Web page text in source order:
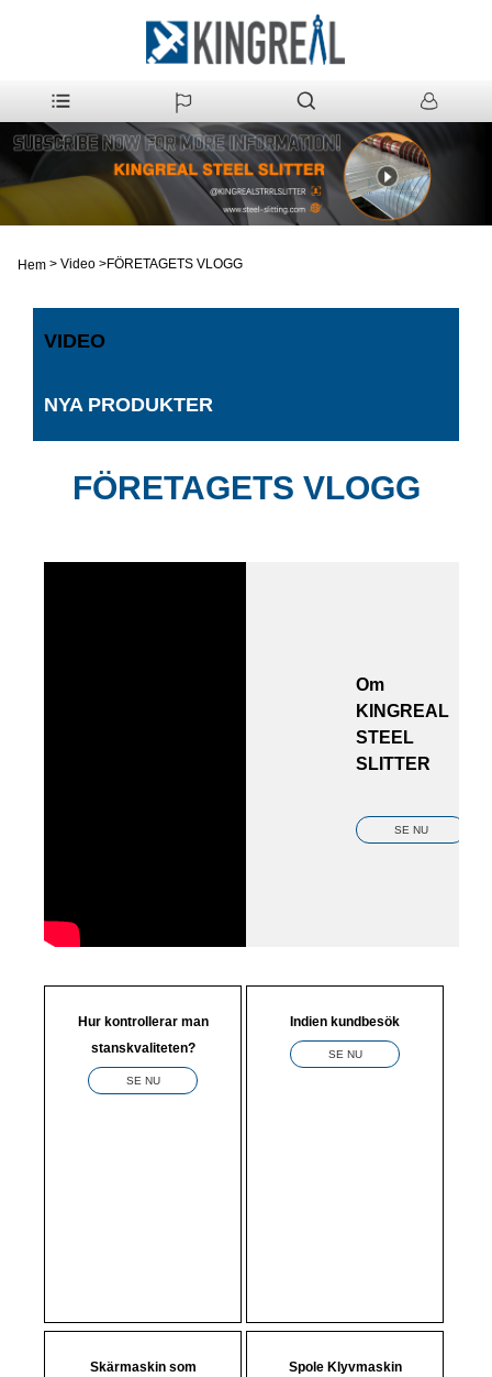
Hem > Video >FÖRETAGETS VLOGG
VIDEO
NYA PRODUKTER
FÖRETAGETS VLOGG
Om
KINGREAL
STEEL
SLITTER
SE NU
Hur kontrollerar man
stanskvaliteten?
SE NU
Indien kundbesök
SE NU
Skärmaskin som
Spole Klyvmaskin